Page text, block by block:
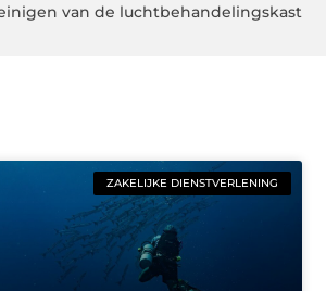
van de luchtbehandelingskast
ZAKELIJKE DIENSTVERLENING